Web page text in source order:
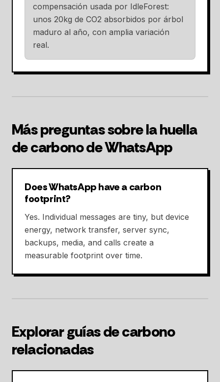
compensación usada por IdleForest:
unos 20kg de CO2 absorbidos por árbol
maduro al año, con amplia variación
real.
Más preguntas sobre la huella
de carbono de WhatsApp
Does WhatsApp have a carbon
footprint?
Yes. Individual messages are tiny, but device
energy, network transfer, server sync,
backups, media, and calls create a
measurable footprint over time.
Explorar guías de carbono
relacionadas